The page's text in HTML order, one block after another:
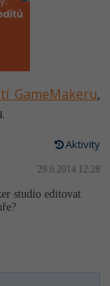
GameMakeru,
Aktivity
29.6.2014 12:28
studio editovat